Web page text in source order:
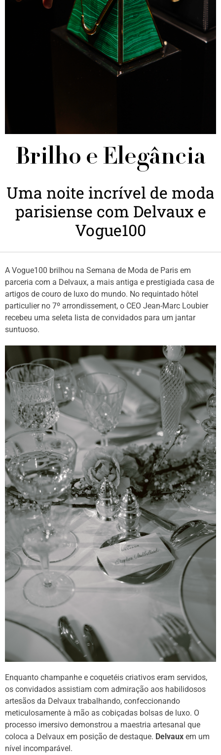
Brilho e Elegância
Uma noite incrível de moda
parisiense com Delvaux e
Vogue100
A Vogue100 brilhou na Semana de Moda de Paris em
parceria com a Delvaux, a mais antiga e prestigiada casa de
artigos de couro de luxo do mundo. No requintado hôtel
particulier no 7º arrondissement, o CEO Jean-Marc Loubier
recebeu uma seleta lista de convidados para um jantar
suntuoso.
Enquanto champanhe e coquetéis criativos eram servidos,
os convidados assistiam com admiração aos habilidosos
artesãos da Delvaux trabalhando, confeccionando
meticulosamente à mão as cobiçadas bolsas de luxo. O
processo imersivo demonstrou a maestria artesanal que
coloca a Delvaux em posição de destaque. Delvaux em um
nível incomparável.